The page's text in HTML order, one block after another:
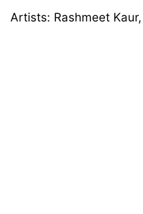
Artists: Rashmeet